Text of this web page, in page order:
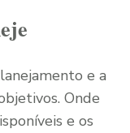
e a
Onde
e os